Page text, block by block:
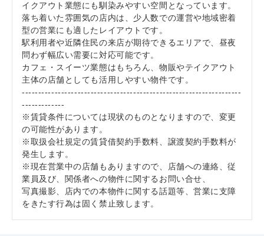
イクアウト業態にも馴染みやすい空間となっています。
落ち着いた雰囲気の店内は、少人数での運営や地域密着
型の営業にも適したレイアウトです。
駅利用者や近隣住民の来店が期待できるエリアで、昼夜
問わず幅広い需要に対応可能です。
カフェ・スイーツ業態はもちろん、物販やテイクアウト
主体の店舗としても活用しやすい物件です。
-------------------------------------------------------------------
-------------
※賃貸条件については現状のものとなりますので、変更
の可能性があります。
※取扱会社規定の賃貸借契約手数料、譲渡契約手数料が
発生します。
※現在営業中の店舗もありますので、店舗への連絡、従
業員及び、関係者への物件に関するお問い合せ、
写真撮影、店内での本物件に関する話題等、営業に支障
をきたす行為は固く禁止致します。